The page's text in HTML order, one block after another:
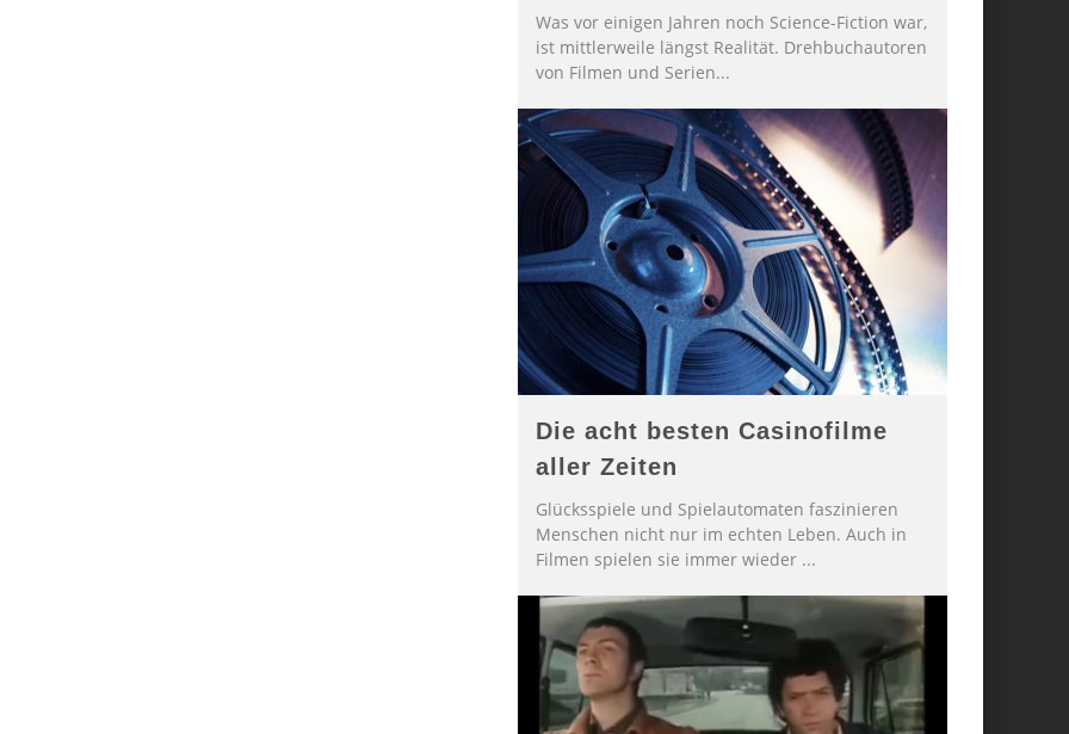
Was vor einigen Jahren noch Science-Fiction war,
ist mittlerweile längst Realität. Drehbuchautoren
von Filmen und Serien...
Die acht besten Casinofilme
aller Zeiten
Glücksspiele und Spielautomaten faszinieren
Menschen nicht nur im echten Leben. Auch in
Filmen spielen sie immer wieder ...